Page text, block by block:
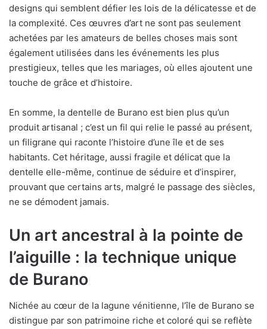
designs qui semblent défier les lois de la délicatesse et de
la complexité. Ces œuvres d’art ne sont pas seulement
achetées par les amateurs de belles choses mais sont
également utilisées dans les événements les plus
prestigieux, telles que les mariages, où elles ajoutent une
touche de grâce et d’histoire.
En somme, la dentelle de Burano est bien plus qu’un
produit artisanal ; c’est un fil qui relie le passé au présent,
un filigrane qui raconte l’histoire d’une île et de ses
habitants. Cet héritage, aussi fragile et délicat que la
dentelle elle-même, continue de séduire et d’inspirer,
prouvant que certains arts, malgré le passage des siècles,
ne se démodent jamais.
Un art ancestral à la pointe de
l’aiguille : la technique unique
de Burano
Nichée au cœur de la lagune vénitienne, l’île de Burano se
distingue par son patrimoine riche et coloré qui se reflète